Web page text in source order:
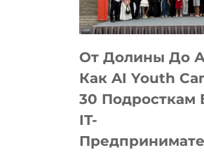
От Долины До
Как AI Youth
30 Подросткам
IT-